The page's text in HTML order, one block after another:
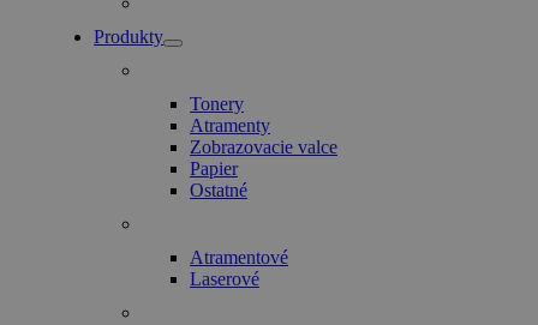
Produkty
Tonery
Atramenty
Zobrazovacie valce
Papier
Ostatné
Atramentové
Laserové